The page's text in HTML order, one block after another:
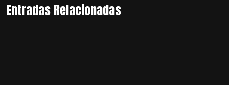
Entradas Relacionadas